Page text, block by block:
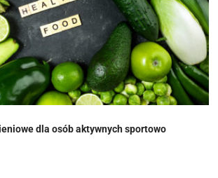
dla osób aktywnych sportowo